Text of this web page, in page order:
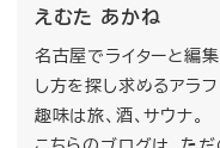
えむた あかね
名古屋でライターと編
し方を探し求めるアラフ
趣味は旅、酒、サウナ。